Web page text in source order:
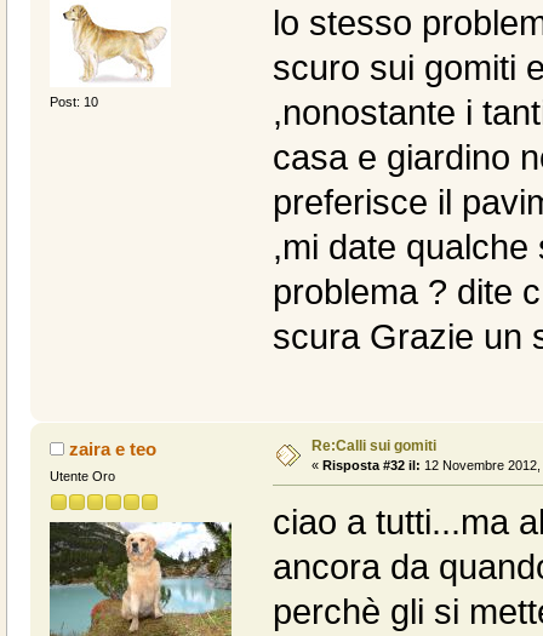
Post: 10
lo stesso
scuro sui gomiti
,nonostante i
casa e giardino
preferisce il
,mi date
problema ? dite
scura Grazie un
zaira e teo
Utente Oro
Re:Calli sui gomiti
« Risposta #32 il: 12 Novembre
ciao a tutti...ma
ancora da
perchè gli si